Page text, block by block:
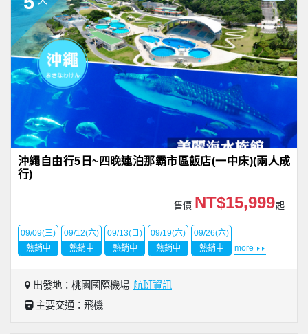
沖繩自由行5日~四晚連泊那霸市區飯店(一中床)(兩人成
行)
售價 NT$15,999起
09/09(三)
熱銷中
09/12(六)
熱銷中
09/13(日)
熱銷中
09/19(六)
熱銷中
09/26(六)
熱銷中
more
出發地：桃園國際機場 航班資訊
主要交通：飛機